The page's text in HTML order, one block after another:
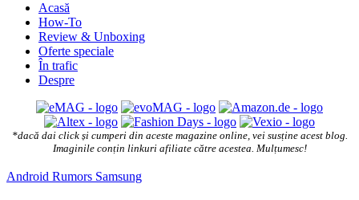
Acasă
How-To
Review & Unboxing
Oferte speciale
În trafic
Despre
*dacă dai click și cumperi din aceste magazine online, vei susține acest blog.
Imaginile conțin linkuri afiliate către acestea. Mulțumesc!
Android Rumors Samsung